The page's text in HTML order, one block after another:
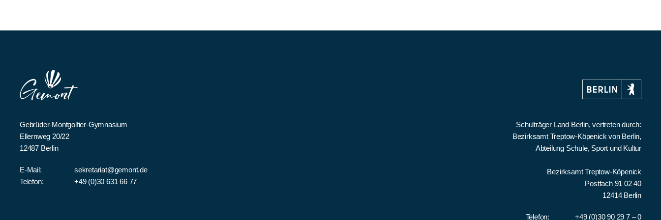
Gebrüder-Montgolfier-Gymnasium
Ellernweg 20/22
12487 Berlin
E-Mail:
sekretariat@gemont.de
Telefon:
+49 (0)30 631 66 77
Schulträger Land Berlin, vertreten durch:
Bezirksamt Treptow-Köpenick von Berlin,
Abteilung Schule, Sport und Kultur
Bezirksamt Treptow-Köpenick
Postfach 91 02 40
12414 Berlin
Telefon: +49 (0)30 90 29 7 – 0